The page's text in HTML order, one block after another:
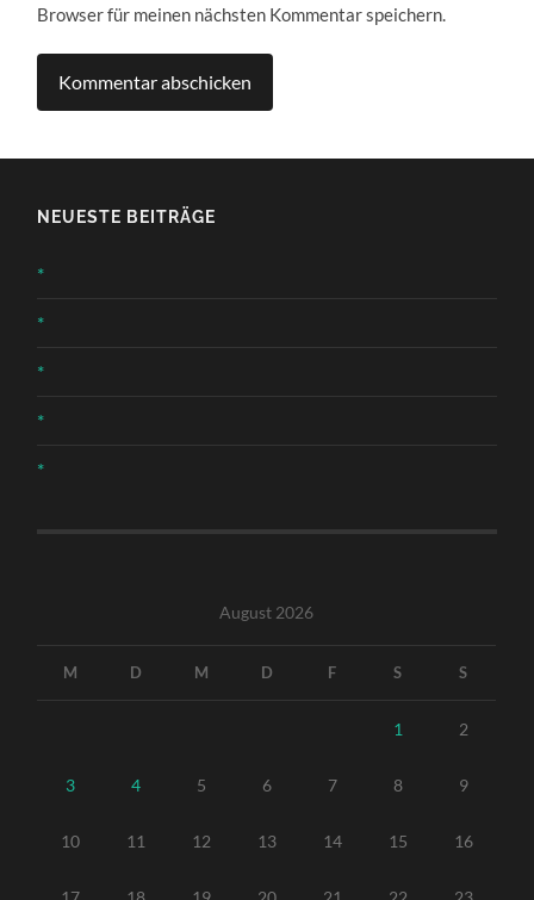
Browser für meinen nächsten Kommentar speichern.
NEUESTE BEITRÄGE
*
*
*
*
*
August 2026
M D M D F S S
1 2
3 4 5 6 7 8 9
10 11 12 13 14 15 16